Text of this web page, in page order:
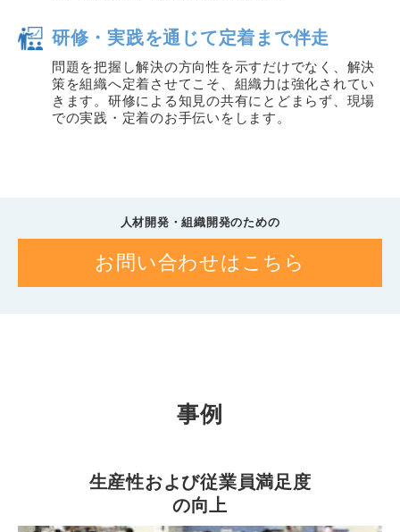
研修・実践を通じて定着まで伴走
問題を把握し解決の方向性を示すだけでなく、解決
策を組織へ定着させてこそ、組織力は強化されてい
きます。研修による知見の共有にとどまらず、現場
での実践・定着のお手伝いをします。
人材開発・組織開発のための
お問い合わせはこちら
事例
生産性および従業員満足度
の向上